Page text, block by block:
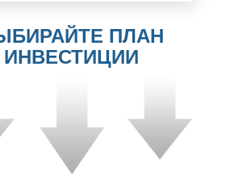
ПЛАН
ИНВЕСТИЦИИ